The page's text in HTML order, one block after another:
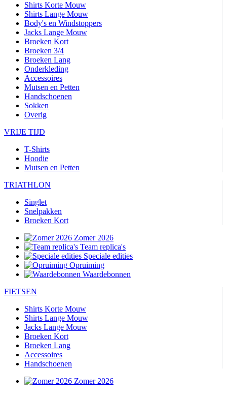
Shirts Korte Mouw
Shirts Lange Mouw
Body's en Windstoppers
Jacks Lange Mouw
Broeken Kort
Broeken 3/4
Broeken Lang
Onderkleding
Accessoires
Mutsen en Petten
Handschoenen
Sokken
Overig
VRIJE TIJD
T-Shirts
Hoodie
Mutsen en Petten
TRIATHLON
Singlet
Snelpakken
Broeken Kort
Zomer 2026
Team replica's
Speciale edities
Opruiming
Waardebonnen
FIETSEN
Shirts Korte Mouw
Shirts Lange Mouw
Jacks Lange Mouw
Broeken Kort
Broeken Lang
Accessoires
Handschoenen
Zomer 2026